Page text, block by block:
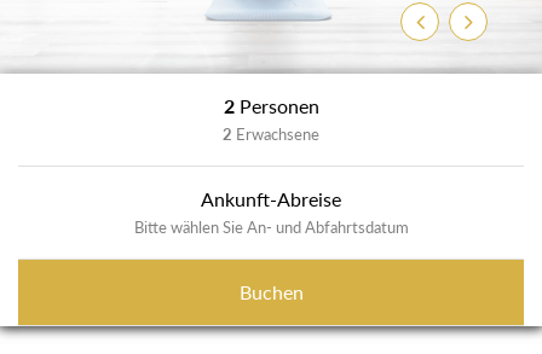
ZurückWeiter
2 Personen
2 Erwachsene
Ankunft-Abreise
Bitte wählen Sie An- und Abfahrtsdatum
Buchen